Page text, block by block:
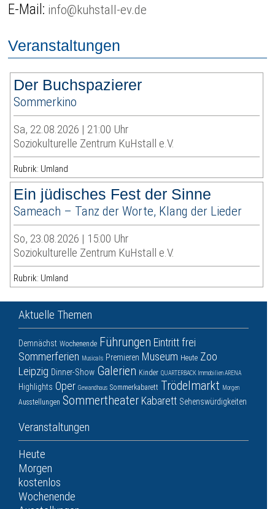
E-Mail: info@kuhstall-ev.de
Veranstaltungen
Der Buchspazierer
Sommerkino
Sa, 22.08.2026 | 21:00 Uhr
Soziokulturelle Zentrum KuHstall e.V.
Rubrik: Umland
Ein jüdisches Fest der Sinne
Sameach – Tanz der Worte, Klang der Lieder
So, 23.08.2026 | 15:00 Uhr
Soziokulturelle Zentrum KuHstall e.V.
Rubrik: Umland
Aktuelle Themen
Demnächst Wochenende Führungen Eintritt frei
Sommerferien Musicals Premieren Museum Heute Zoo
Leipzig Dinner-Show Galerien Kinder QUARTERBACK Immobilien ARENA
Highlights Oper Gewandhaus Sommerkabarett Trödelmarkt Morgen
Ausstellungen Sommertheater Kabarett Sehenswürdigkeiten
Veranstaltungen
Heute
Morgen
kostenlos
Wochenende